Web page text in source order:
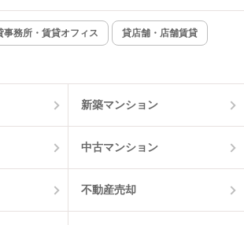
事務所・賃貸オフィス 貸店舗・店舗賃貸
新築マンション
中古マンション
不動産売却